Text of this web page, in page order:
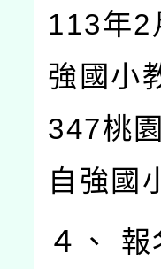
113年2
強國小
347桃
自強國
４、